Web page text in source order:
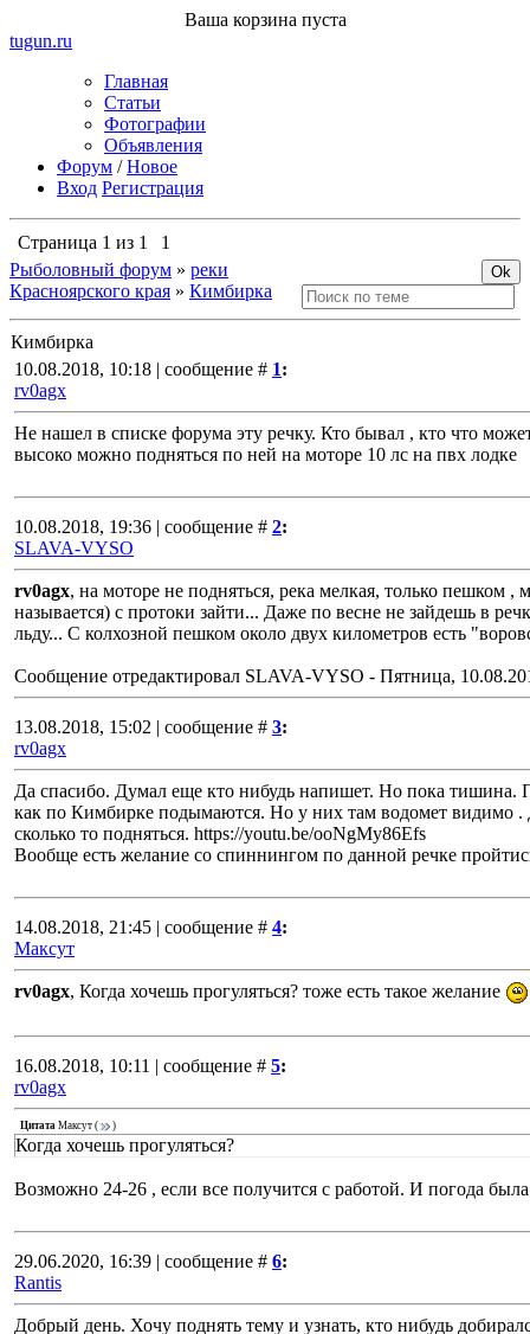
Ваша корзина пуста
tugun.ru
Главная
Статьи
Фотографии
Объявления
Форум /Новое
Вход Регистрация
Страница 1 из 1
1
Рыболовный форум » реки
Красноярского края » Кимбирка
Кимбирка
10.08.2018, 10:18 | сообщение # 1:
rv0agx
Не нашел в списке форума эту речку. Кто бывал , кто что
высоко можно подняться по ней на моторе 10 лс на пвх лодке
10.08.2018, 19:36 | сообщение # 2:
SLAVA-VYSO
rv0agx, на моторе не подняться, река мелкая, только пешком ,
называется) с протоки зайти... Даже по весне не зайдешь в
льду... С колхозной пешком около двух километров есть
Сообщение отредактировал SLAVA-VYSO - Пятница,
13.08.2018, 15:02 | сообщение # 3:
rv0agx
Да спасибо. Думал еще кто нибудь напишет. Но пока тишина.
как по Кимбирке подымаются. Но у них там водомет видимо
сколько то подняться. https://youtu.be/ooNgMy86Efs
Вообще есть желание со спиннингом по данной речке
14.08.2018, 21:45 | сообщение # 4:
Максут
rv0agx, Когда хочешь прогуляться? тоже есть такое желание
16.08.2018, 10:11 | сообщение # 5:
rv0agx
Цитата Максут ( )
Когда хочешь прогуляться?
Возможно 24-26 , если все получится с работой. И погода
29.06.2020, 16:39 | сообщение # 6:
Rantis
Добрый день. Хочу поднять тему и узнать, кто нибудь